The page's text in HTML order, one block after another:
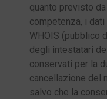
quanto previsto
competenza, i
WHOIS (pubblico
degli intestatari
conservati per la
cancellazione del
salvo che la